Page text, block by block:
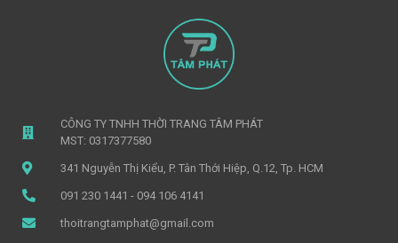
CÔNG TY TNHH THỜI TRANG TÂM PHÁT
MST: 0317377580
341 Nguyễn Thị Kiểu, P. Tân Thới Hiệp, Q.12, Tp. HCM
091 230 1441 - 094 106 4141
thoitrangtamphat@gmail.com